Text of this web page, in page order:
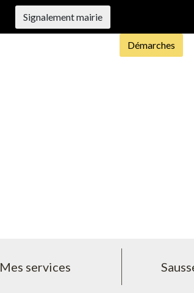
Signalement mairie
Démarches
Mes services